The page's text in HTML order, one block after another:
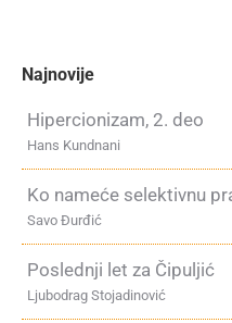
Najnovije
Hipercionizam, 2. deo
Hans Kundnani
Ko nameće selektivnu
Savo Đurđić
Poslednji let za Čipuljić
Ljubodrag Stojadinović